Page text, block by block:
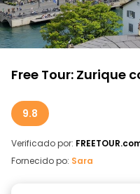
Free Tour: Zurique
9.8
Verificado por:
Fornecido po: Sara